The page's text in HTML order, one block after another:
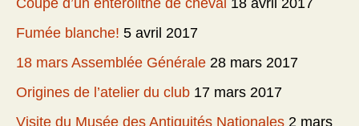
Coupe d’un entérolithe de cheval 18 avril 2017
Fumée blanche! 5 avril 2017
18 mars Assemblée Générale 28 mars 2017
Origines de l’atelier du club 17 mars 2017
Visite du Musée des Antiquités Nationales 2 mars